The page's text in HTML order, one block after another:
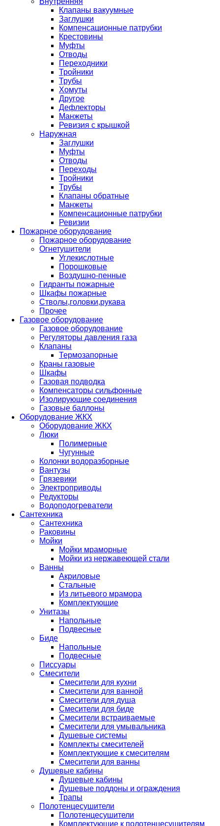
Клапаны вакуумные
Заглушки
Компенсационные патрубки
Крестовины
Муфты
Отводы
Переходники
Тройники
Трубы
Хомуты
Другое
Дефлекторы
Манжеты
Ревизия с крышкой
Наружная
Заглушки
Муфты
Отводы
Переходы
Тройники
Трубы
Клапаны обратные
Манжеты
Компенсационные патрубки
Ревизии
Пожарное оборудование
Пожарное оборудование
Огнетушители
Углекислотные
Порошковые
Воздушно-пенные
Гидранты пожарные
Шкафы пожарные
Стволы,головки,рукава
Прочее
Газовое оборудование
Газовое оборудование
Регуляторы давления газа
Клапаны
Термозапорные
Краны газовые
Шкафы
Газовая подводка
Компенсаторы сильфонные
Изолирующие соединения
Газовые баллоны
Оборудование ЖКХ
Оборудование ЖКХ
Люки
Полимерные
Чугунные
Колонки водоразборные
Вантузы
Грязевики
Электроприводы
Редукторы
Водоподогреватели
Сантехника
Сантехника
Раковины
Мойки
Мойки мраморные
Мойки из нержавеющей стали
Ванны
Акриловые
Стальные
Из литьевого мрамора
Комплектующие
Унитазы
Напольные
Подвесные
Биде
Напольные
Подвесные
Писсуары
Смесители
Смесители для кухни
Смесители для ванной
Смесители для душа
Смесители для биде
Смесители встраиваемые
Смесители для умывальника
Душевые системы
Комплекты смесителей
Комплектующие к смесителям
Смесители для ванны
Душевые кабины
Душевые кабины
Душевые поддоны и ограждения
Трапы
Полотенцесушители
Полотенцесушители
Комплектующие к полотенцесушителям